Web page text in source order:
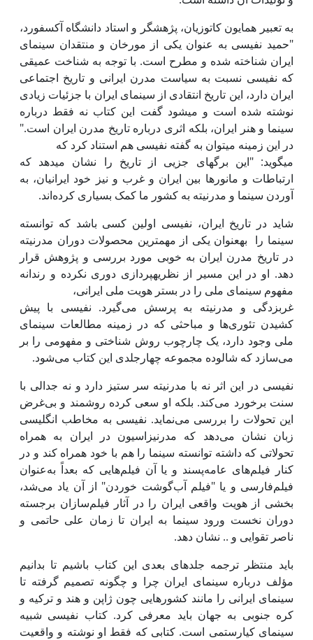
به تعبیر همایون کاتوزیان، پژهشگر و استاد دانشگاه آکسفورد،
"حمید نفیسی به عنوان یکی از مورخان و منتقدان سینمای
ایران شناخته شده و مطرح است. با توجه به شناخت عمیقی
که نفیسی نسبت به سیاست مدرن ایرانی و تاریخ اجتماعی
ایران دارد، این تاریخ انتقادی از سینمای ایران با جزئیات زیادی
نوشته شده است و می­شود گفت این کتاب نه فقط درباره
سینما و هنر ایران، بلکه اثری درباره تاریخ مدرن ایران است."
در این زمینه می­توان به گفته نفیسی هم استناد کرد که
می­گوید: "این برگ­های جزیی از تاریخ را نشان می­دهد که
ارتباطات و مانورها بین ایران و غرب و نیز خود ایرانیان، به
آوردن سینما و مدرنیته به کشور ما کمک بسیاری کرده‌اند.
شاید در تاریخ ایران، نفیسی اولین کسی باشد که توانسته
سینما را به­عنوان یکی از مهمترین محصولات دوران مدرنیته
در تاریخ مدرن ایران به خوبی مورد بررسی و پژوهش قرار
دهد. او در این مسیر از نظریه­پردازی دوری نکرده و رندانه
مفهوم سینمای ملی را در بستر هویت ملی ایرانی،
غرب­زدگی و مدرنیته به پرسش می‌گیرد. نفیسی با پیش
کشیدن تئوری‌ها و مباحثی که در زمینه مطالعات سینمای
ملی وجود دارد، یک چارچوب روش شناختی و مفهومی را بر
می‌سازد که شالوده مجموعه چهارجلدی این کتاب می‌شود.
نفیسی در این اثر نه با مدرنیته سر ستیز دارد و نه جدالی با
سنت برخورد می‌کند. بلکه او سعی کرده روشمند و بی‌غرض
این تحولات را بررسی می‌نماید. نفیسی به مخاطب انگلیسی
زبان نشان می‌دهد که مدرنیزاسیون در ایران به همراه
تحولاتی که داشته توانسته سینما را هم با خود همراه کند و در
کنار فیلم‌های عامه‌پسند و یا آن فیلم‌هایی که بعداً به‌عنوان
فیلم‌فارسی و یا "فیلم آب‌گوشت خوردن" از آن یاد می‌شد،
بخشی از هویت واقعی ایران را در آثار فیلم‌سازان برجسته
دوران نخست ورود سینما به ایران تا زمان علی حاتمی و
ناصر تقوایی و .. نشان دهد.
باید منتظر ترجمه جلدهای بعدی این کتاب باشیم تا بدانیم
مؤلف درباره سینمای ایران چرا و چگونه تصمیم گرفته تا
سینمای ایرانی را مانند کشورهایی چون ژاپن و هند و ترکیه و
کره جنوبی به جهان باید معرفی کرد. کتاب نفیسی شبیه
سینمای کیارستمی است. کتابی که فقط او نوشته و واقعیت